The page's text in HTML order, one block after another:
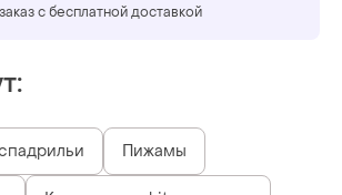
с бесплатной доставкой
Пижамы